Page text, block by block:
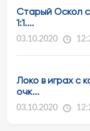
Старый Оскол
1:1....
03.10.2020
Локо в играх с
очк...
03.10.2020